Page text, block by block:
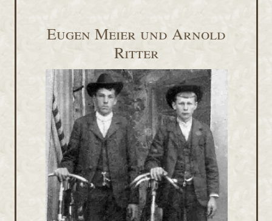
Eugen Meier und Arnold
Ritter